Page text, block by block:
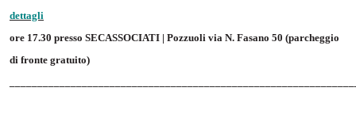
dettagli
ore 17.30 presso SECASSOCIATI | Pozzuoli via N. Fasano 50 (parcheggio
di fronte gratuito)